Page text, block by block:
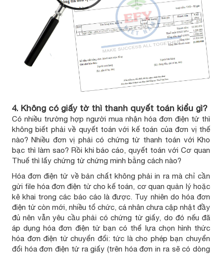
4. Không có giấy tờ thì thanh quyết toán kiểu gì?
Có nhiều trường hợp người mua nhận hóa đơn điện tử thì
không biết phải về quyết toán với kế toán của đơn vị thế
nào? Nhiều đơn vị phải có chứng từ thanh toán với Kho
bạc thì làm sao? Rồi khi báo cáo, quyết toán với Cơ quan
Thuế thì lấy chứng từ chứng minh bằng cách nào?
Hóa đơn điện tử về bản chất không phải in ra mà chỉ cần
gửi file hóa đơn điện tử cho kế toán, cơ quan quản lý hoặc
kê khai trong các báo cáo là được. Tuy nhiên do hóa đơn
điện tử còn mới, nhiều tổ chức, cá nhân chưa cập nhật đầy
đủ nên vẫn yêu cầu phải có chứng từ giấy, do đó nếu đã
áp dụng hóa đơn điện tử bạn có thể lựa chọn hình thức
hóa đơn điện tử chuyển đổi: tức là cho phép bạn chuyển
đổi hóa đơn điện tử ra giấy (trên hóa đơn in ra sẽ có dòng